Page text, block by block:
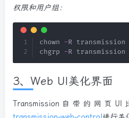
权限和用户组：
chown -R transmission
chgrp -R transmission
3、Web UI美化界面
Transmission自带的网页